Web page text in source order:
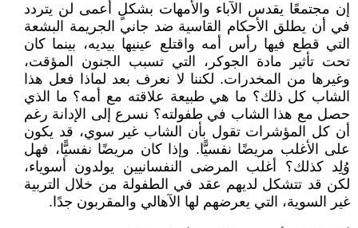
إن مجتمعًا يقدس الآباء والأمهات بشكلٍ أعمى لن يتردد
في أن يطلق الأحكام القاسية ضد جاني الجريمة البشعة
التي قطع فيها رأس أمه واقتلع عينيها بيديه، بينما كان
تحت تأثير مادة الجوكر، التي تسبب الجنون المؤقت،
وغيرها من المخدرات. لكننا لا نعرف بعد لماذا فعل هذا
الشاب كل ذلك؟ ما هي طبيعة علاقته مع أمه؟ ما الذي
حصل مع هذا الشاب في طفولته؟ نسرع إلى الإدانة رغم
أن كل المؤشرات تقول بأن الشاب غير سوي، قد يكون
على الأغلب مريضًا نفسيًّا. وإذا كان مريضًا نفسيًّا، فهل
وُلِد كذلك؟ أغلب المرضى النفسانيين يولدون أسوياء،
لكن قد تتشكل لديهم عقد في الطفولة من خلال التربية
غير السوية، التي يعرضهم لها الآهالي والمقربون جدًا.